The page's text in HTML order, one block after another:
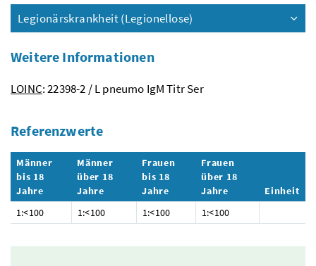
Legionärskrankheit (Legionellose)
Weitere Informationen
LOINC: 22398-2 / L pneumo IgM Titr Ser
Referenzwerte
Männer
bis 18
Jahre
Männer
über 18
Jahre
Frauen
bis 18
Jahre
Frauen
über 18
Jahre
Einheit
1:<100
1:<100 1:<100 1:<100